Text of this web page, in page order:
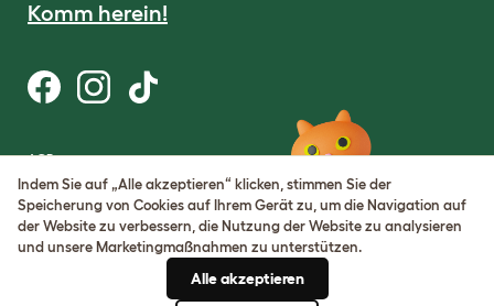
Komm herein!
AGB
Datenschutz
Cookie Settings
Sitemap
Handelsregisternummer:
Indem Sie auf „Alle akzeptieren“ klicken, stimmen Sie der
Speicherung von Cookies auf Ihrem Gerät zu, um die Navigation auf
der Website zu verbessern, die Nutzung der Website zu analysieren
und unsere Marketingmaßnahmen zu unterstützen.
Alle akzeptieren